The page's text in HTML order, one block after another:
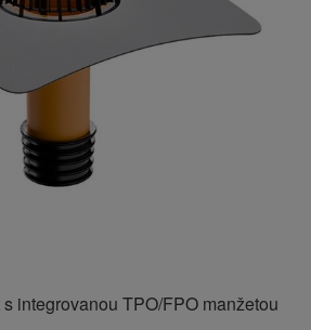
integrovanou TPO/FPO manžetou